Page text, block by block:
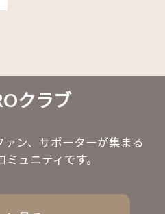
クラブ
ン、サポーターが集まる
ミュニティです。